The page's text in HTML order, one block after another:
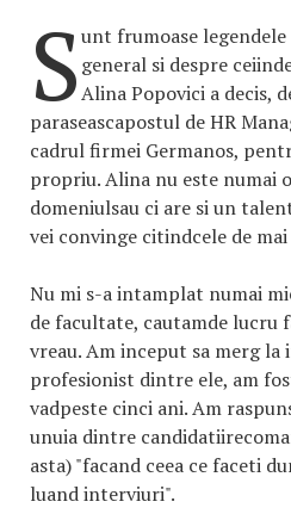
Sunt frumoase
general si despre
Alina Popovici a decis,
paraseascapostul de HR
cadrul firmei Germanos,
propriu. Alina nu este numai
domeniulsau ci are si un
vei convinge citindcele de mai
Nu mi s-a intamplat numai
de facultate, cautamde lucru
vreau. Am inceput sa merg
profesionist dintre ele, am
vadpeste cinci ani. Am
unuia dintre
asta) "facand ceea ce faceti
luand interviuri".